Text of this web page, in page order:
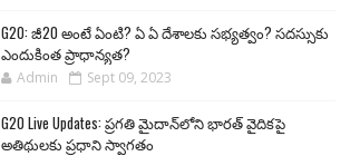
G20: జీ20 అంటే ఏంటి? ఏ ఏ దేశాలకు సభ్యత్వం? సదస్సుకు
ఎందుకింత ప్రాధాన్యత?
Admin Sept 09, 2023
G20 Live Updates: ప్రగతి మైదాన్‌లోని భారత్ వైదికపై
అతిథులకు ప్రధాని స్వాగతం